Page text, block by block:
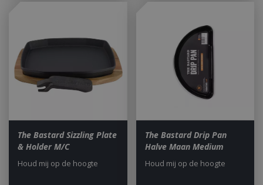
The Bastard Sizzling Plate
& Holder M/C
Houd mij op de hoogte
The Bastard Drip Pan
Halve Maan Medium
Houd mij op de hoogte